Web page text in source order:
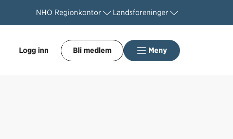
NHO Regionkontor Landsforeninger
Logg inn Bli medlem Meny